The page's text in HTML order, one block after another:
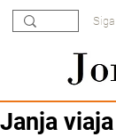
Janja